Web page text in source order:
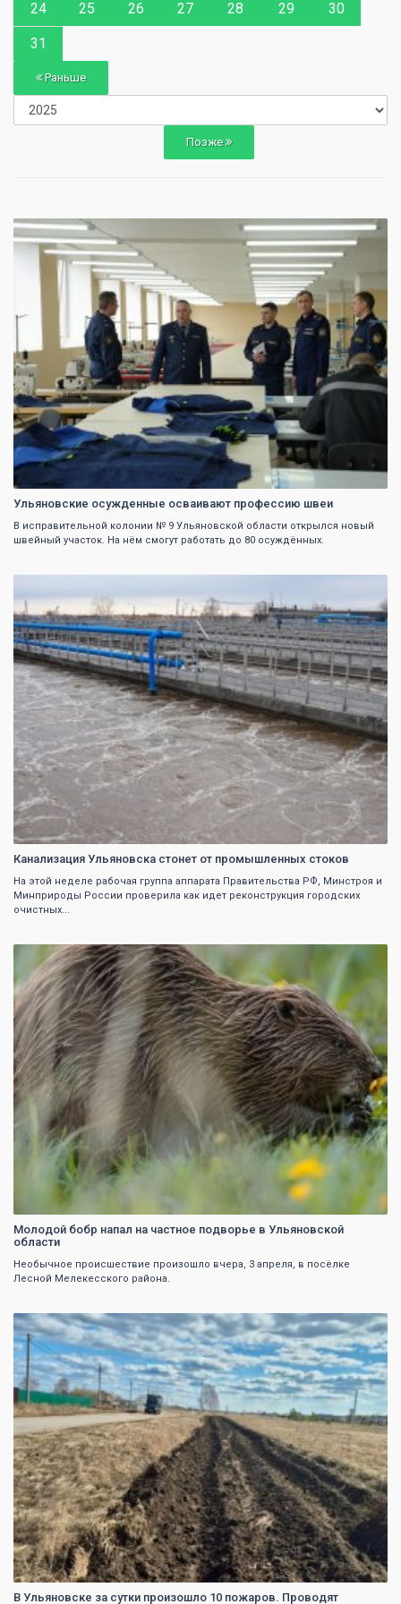
24 25 26 27 28 29 30
31
Раньше
Позже
Ульяновские осужденные осваивают профессию швеи
В исправительной колонии № 9 Ульяновской области открылся новый
швейный участок. На нём смогут работать до 80 осуждённых.
Канализация Ульяновска стонет от промышленных стоков
На этой неделе рабочая группа аппарата Правительства РФ, Минстроя и
Минприроды России проверила как идет реконструкция городских
очистных...
Молодой бобр напал на частное подворье в Ульяновской
области
Необычное происшествие произошло вчера, 3 апреля, в посёлке
Лесной Мелекесского района.
0
В Ульяновске за сутки произошло 10 пожаров. Проводят